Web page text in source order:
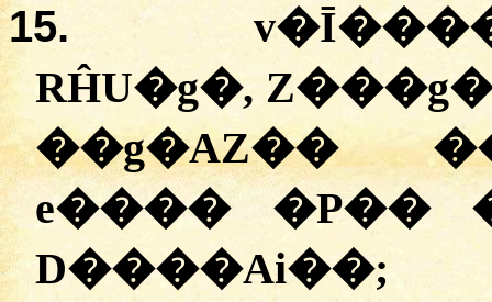
15.
RĤU�g�,
��g�AZ��
e���� �P��
D����Ai��;